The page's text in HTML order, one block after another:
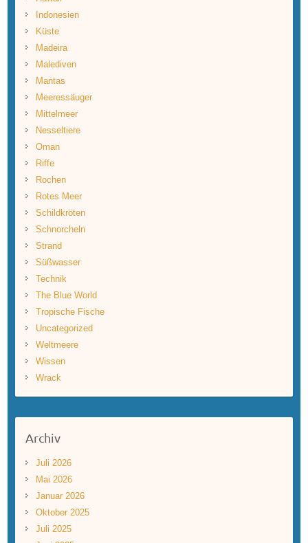
Indonesien
Küste
Madeira
Malediven
Mantas
Meeressäuger
Mittelmeer
Nesseltiere
Oman
Riffe
Rochen
Rotes Meer
Schildkröten
Schnorcheln
Strand
Süßwasser
Technik
The Blue World
Tropische Fische
Uncategorized
Weltmeere
Wissen
Wrack
Archiv
Juli 2026
Mai 2026
Januar 2026
Oktober 2025
Juli 2025